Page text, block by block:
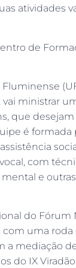
atividades
de
Fluminense
ministrar
que
é formada
com
e
do Fórum
com uma
a mediação
do IX